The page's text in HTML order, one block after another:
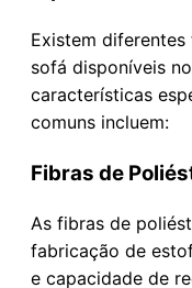
Existem
sofá disponíveis
características
comuns incluem:
Fibras de
As fibras de
fabricação de
e capacidade de